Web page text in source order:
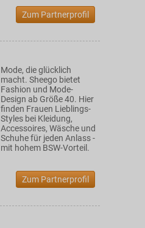
Zum Partnerprofil
Mode, die glücklich
macht. Sheego bietet
Fashion und Mode-
Design ab Größe 40. Hier
finden Frauen Lieblings-
Styles bei Kleidung,
Accessoires, Wäsche und
Schuhe für jeden Anlass -
mit hohem BSW-Vorteil.
Zum Partnerprofil